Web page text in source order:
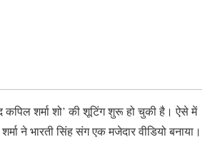
कपिल शर्मा शो’ की शूटिंग शुरू हो चुकी है। ऐसे में
ने भारती सिंह संग एक मजेदार वीडियो बनाया।